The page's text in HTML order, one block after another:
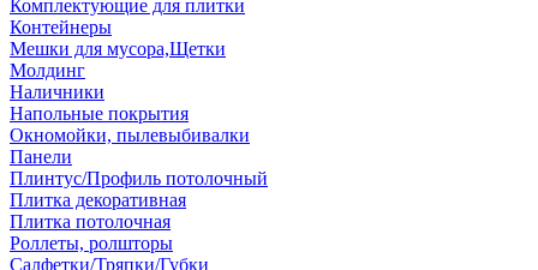
Комплектующие для плитки
Контейнеры
Мешки для мусора,Щетки
Молдинг
Наличники
Напольные покрытия
Окномойки, пылевыбивалки
Панели
Плинтус/Профиль потолочный
Плитка декоративная
Плитка потолочная
Роллеты, ролшторы
Салфетки/Тряпки/Губки